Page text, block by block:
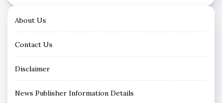
About Us
Contact Us
Disclaimer
News Publisher Information Details